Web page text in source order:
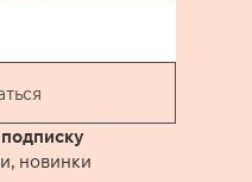
подписку
новинки